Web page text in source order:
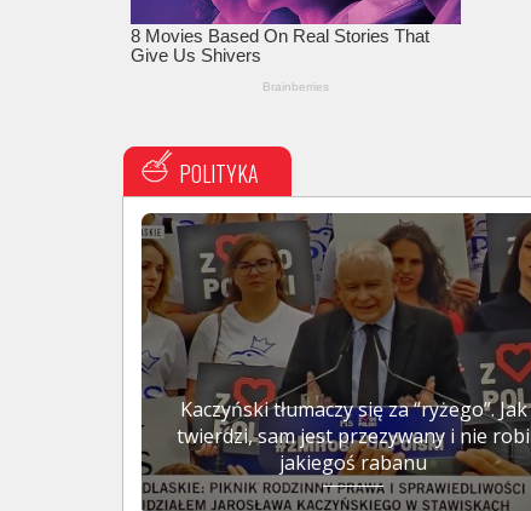
POLITYKA
Kaczyński tłumaczy się za “ryżego”. Jak
twierdzi, sam jest przezywany i nie robi
jakiegoś rabanu